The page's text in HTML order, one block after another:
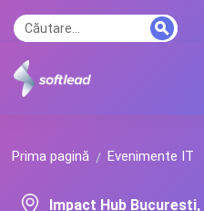
Prima pagină Evenimente IT
Impact Hub